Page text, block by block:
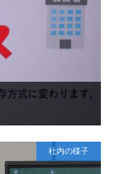
社内の様子